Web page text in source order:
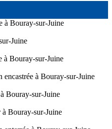
à Bouray-sur-Juine
Juine
à Bouray-sur-Juine
encastrée à Bouray-sur-Juine
Bouray-sur-Juine
à Bouray-sur-Juine